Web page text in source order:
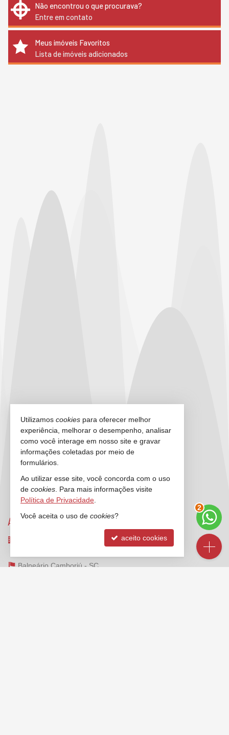
Não encontrou o que procurava?
Entre em contato
Meus imóveis Favoritos
Lista de imóveis adicionados
ANCORADOURO IMÓVEIS
Rua 3000, nº 212 - sala 2 e 3
Balneário Camboriú -SC
3
Utilizamos cookies para oferecer melhor
experiência, melhorar o desempenho, analisar
como você interage em nosso site e gravar
informações coletadas por meio de
formulários.
Ao utilizar esse site, você concorda com o uso
de cookies . Para mais informações visite
Política de Privacidade
Você aceita o uso de cookies?
aceito cookies